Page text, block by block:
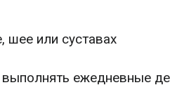
шее или суставах
выполнять ежедневные